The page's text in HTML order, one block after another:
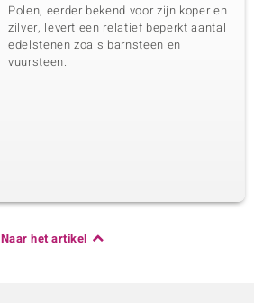
Polen, eerder bekend voor zijn koper en
zilver, levert een relatief beperkt aantal
edelstenen zoals barnsteen en
vuursteen.
Naar het artikel